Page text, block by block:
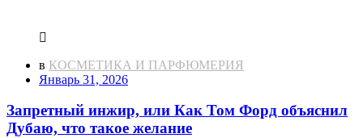
в КОСМЕТИКА И ПАРФЮМЕРИЯ
Январь 31, 2026
Запретный инжир, или Как Том Форд объяснил
Дубаю, что такое желание